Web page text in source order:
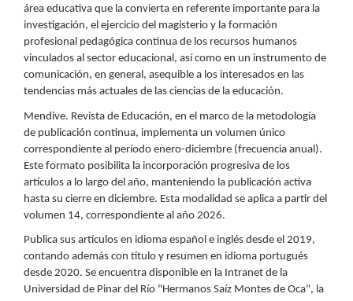
área educativa que la convierta en referente importante para la
investigación, el ejercicio del magisterio y la formación
profesional pedagógica continua de los recursos humanos
vinculados al sector educacional, así como en un instrumento de
comunicación, en general, asequible a los interesados en las
tendencias más actuales de las ciencias de la educación.
Mendive. Revista de Educación, en el marco de la metodología
de publicación continua, implementa un volumen único
correspondiente al período enero-diciembre (frecuencia anual).
Este formato posibilita la incorporación progresiva de los
artículos a lo largo del año, manteniendo la publicación activa
hasta su cierre en diciembre. Esta modalidad se aplica a partir del
volumen 14, correspondiente al año 2026.
Publica sus artículos en idioma español e inglés desde el 2019,
contando además con título y resumen en idioma portugués
desde 2020. Se encuentra disponible en la Intranet de la
Universidad de Pinar del Río "Hermanos Saíz Montes de Oca", la